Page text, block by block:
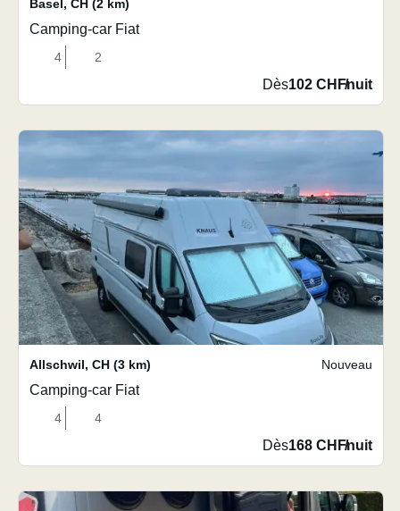
Basel , CH (2 km)
Camping-car Fiat
4 2
Dès102 CHF/nuit
Allschwil, CH (3 km) Nouveau
Camping-car Fiat
4 4
Dès168 CHF/nuit